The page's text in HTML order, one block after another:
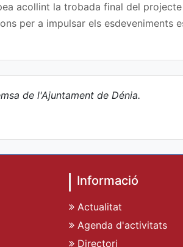
acollint la trobada final del
per a impulsar els
de l'Ajuntament de Dénia.
Informació
Actualitat
Agenda d'activitats
Directori